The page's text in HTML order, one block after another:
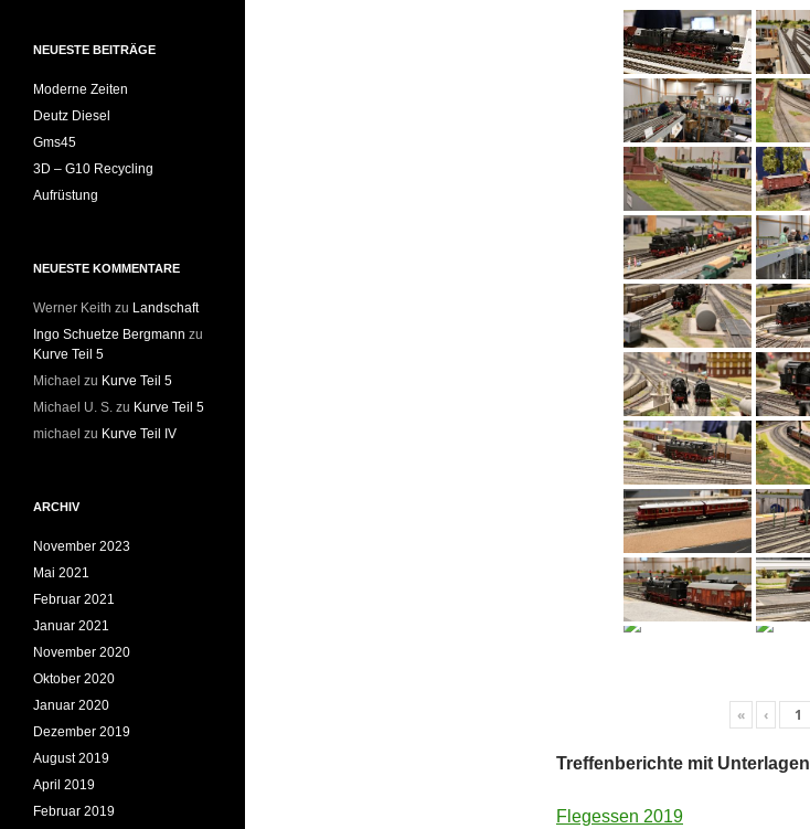
« ‹
Treffenberichte mit Unterlagen
Flegessen 2019
NEUESTE BEITRÄGE
Moderne Zeiten
Deutz Diesel
Gms45
3D – G10 Recycling
Aufrüstung
NEUESTE KOMMENTARE
Werner Keith zu Landschaft
Ingo Schuetze Bergmann zu
Kurve Teil 5
Michael zu Kurve Teil 5
Michael U. S. zu Kurve Teil 5
michael zu Kurve Teil IV
ARCHIV
November 2023
Mai 2021
Februar 2021
Januar 2021
November 2020
Oktober 2020
Januar 2020
Dezember 2019
August 2019
April 2019
Februar 2019